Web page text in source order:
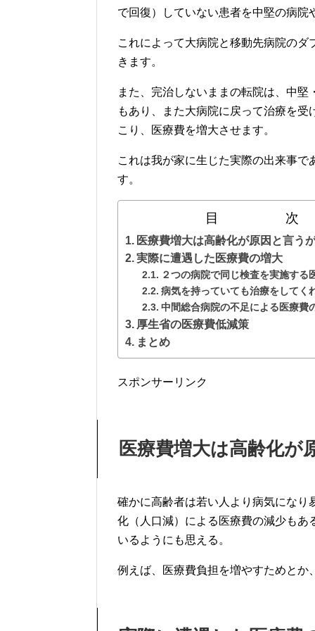
で回復）していない患者を中堅の病
これによって大病院と移動先病院の
きます。
また、完治しないままの転院は、中
もあり、また大病院に戻って治療を
こり、医療費を増大させます。
これは我が家に生じた実際の出来事
す。
目 次
医療費増大は高齢化が原因と言う
実際に遭遇した医療費の増大
２つの病院で同じ検査を実施する
病気を持っていても治療をしてく
中間総合病院の不足による医療費
厚生省の医療費低減策
まとめ
スポンサーリンク